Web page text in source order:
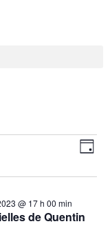
par
JOUR
de Quentin
@ 17 h 00 min